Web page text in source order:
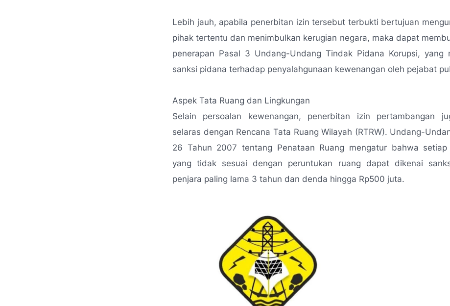
Lebih jauh, apabila penerbitan izin tersebut terbukti bertujuan
pihak tertentu dan menimbulkan kerugian negara, maka dapat
penerapan Pasal 3 Undang-Undang Tindak Pidana Korupsi, yang
sanksi pidana terhadap penyalahgunaan kewenangan oleh pejabat
Aspek Tata Ruang dan Lingkungan
Selain persoalan kewenangan, penerbitan izin pertambangan
selaras dengan Rencana Tata Ruang Wilayah (RTRW). Undang-
26 Tahun 2007 tentang Penataan Ruang mengatur bahwa setiap
yang tidak sesuai dengan peruntukan ruang dapat dikenai
penjara paling lama 3 tahun dan denda hingga Rp500 juta.